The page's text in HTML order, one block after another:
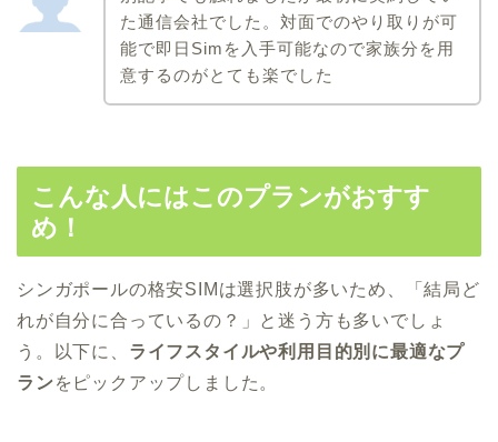
た通信会社でした。対面でのやり取りが可
能で即日Simを入手可能なので家族分を用
意するのがとても楽でした
こんな人にはこのプランがおすす
め！
シンガポールの格安SIMは選択肢が多いため、「結局ど
れが自分に合っているの？」と迷う方も多いでしょ
う。以下に、 ライフスタイルや利用目的別に最適なプ
ランをピックアップしました。